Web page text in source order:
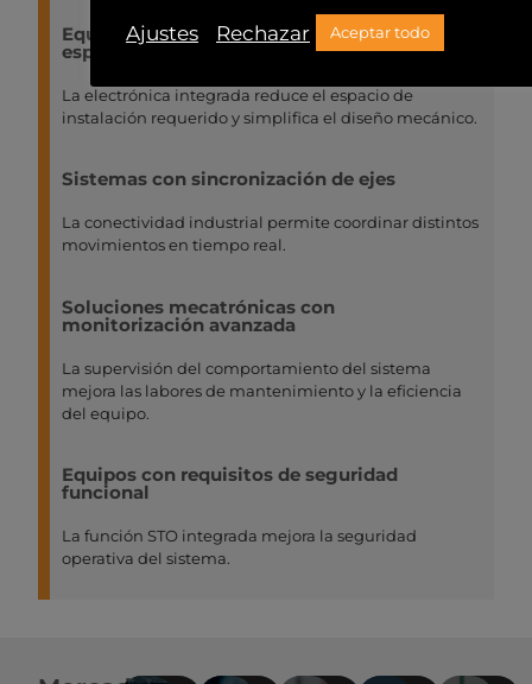
Equipos compactos con limitaciones de
espacio
La electrónica integrada reduce el espacio de
instalación requerido y simplifica el diseño mecánico.
Sistemas con sincronización de ejes
La conectividad industrial permite coordinar distintos
movimientos en tiempo real.
Soluciones mecatrónicas con
monitorización avanzada
La supervisión del comportamiento del sistema
mejora las labores de mantenimiento y la eficiencia
del equipo.
Equipos con requisitos de seguridad
funcional
La función STO integrada mejora la seguridad
operativa del sistema.
Ajustes
Rechazar Aceptar todo